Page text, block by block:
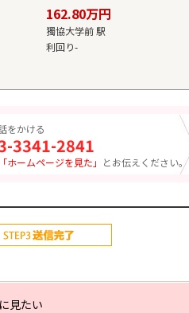
162.80万円
獨協大学前 駅
利回り-
をかける
3341-2841
ホームページを見た」 とお伝えください。
見たい